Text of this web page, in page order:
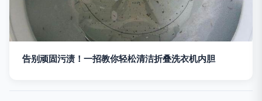
告别顽固污渍！一招教你轻松清洁折叠洗衣机内胆